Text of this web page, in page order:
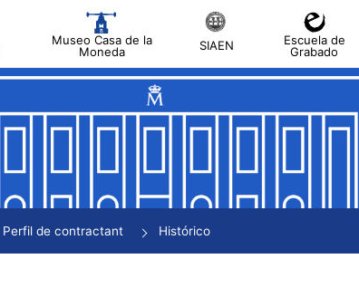
Museo Casa de la
Moneda
SIAEN
Escuela de
Grabado
Perfil de contractant Histórico